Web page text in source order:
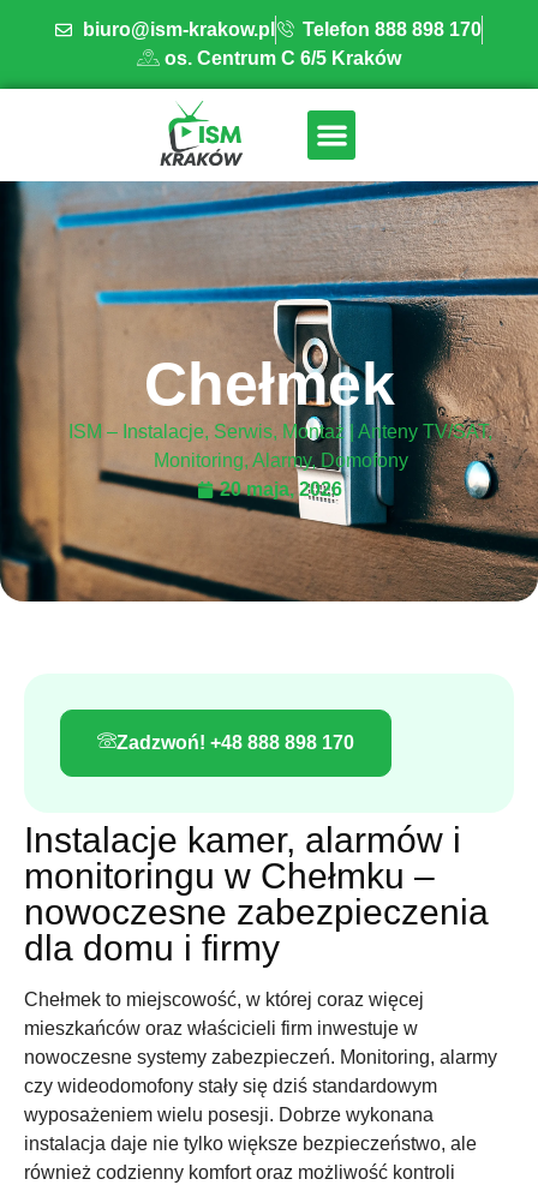
biuro@ism-krakow.pl
Telefon 888 898 170
os. Centrum C 6/5 Kraków
Chełmek
ISM – Instalacje, Serwis, Montaż | Anteny TV/SAT,
Monitoring, Alarmy, Domofony
20 maja, 2026
Zadzwoń! +48 888 898 170
Instalacje kamer, alarmów i
monitoringu w Chełmku –
nowoczesne zabezpieczenia
dla domu i firmy
Chełmek to miejscowość, w której coraz więcej
mieszkańców oraz właścicieli firm inwestuje w
nowoczesne systemy zabezpieczeń. Monitoring, alarmy
czy wideodomofony stały się dziś standardowym
wyposażeniem wielu posesji. Dobrze wykonana
instalacja daje nie tylko większe bezpieczeństwo, ale
również codzienny komfort oraz możliwość kontroli